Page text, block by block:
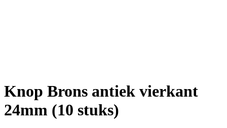
Knop Brons antiek vierkant
24mm (10 stuks)